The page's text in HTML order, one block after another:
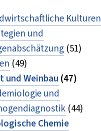
Kulturen
und
(51)
(49)
und Weinbau (47)
und
(44)
Chemie